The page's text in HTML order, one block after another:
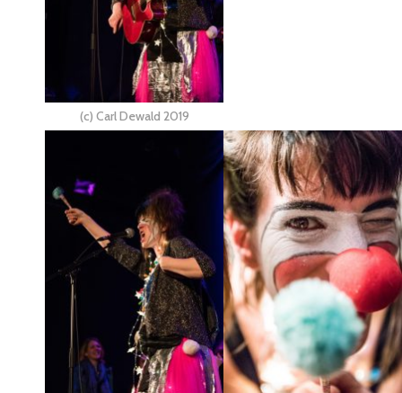
(c) Carl Dewald 2019